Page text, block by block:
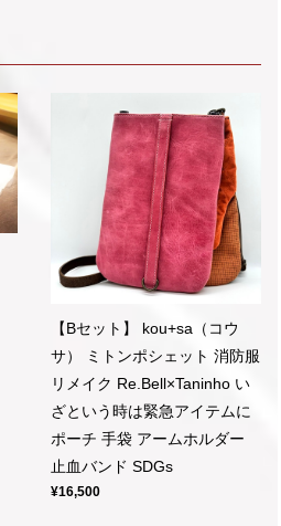
【Bセット】 kou+sa（コウ
サ） ミトンポシェット 消防服
リメイク Re.Bell×Taninho い
ざという時は緊急アイテムに
ポーチ 手袋 アームホルダー
止血バンド SDGs
¥16,500